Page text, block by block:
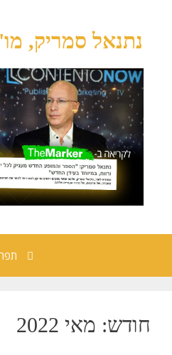
נתנאל סמריק,
חודש: מאי 2022